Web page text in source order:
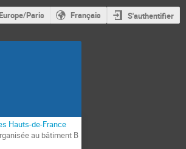
Europe/Paris Français S'authentifier
Hauts-de-France
au bâtiment B